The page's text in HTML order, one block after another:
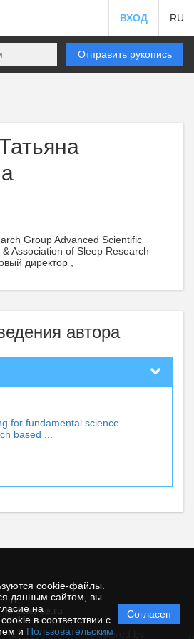
cookie-файлы.
данным сайтом, вы
на
в соответствии с
и Пользовательским
Согласен
ВХОД RU
Отправить рукопись
Group Advanced Scientific
Association of Sleep Research
директор ,
автора
for fundamental science
based ...
© ecience.ru
Powered by